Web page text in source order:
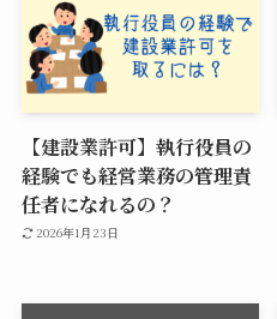
【建設業許可】執行役員の
経験でも経営業務の管理責
任者になれるの？
2026年1月23日